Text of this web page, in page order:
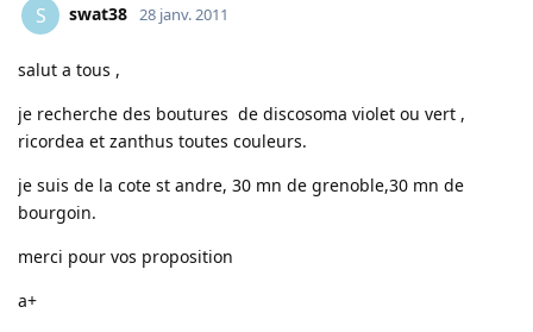
S swat38 28 janv. 2011
salut a tous ,
je recherche des boutures de discosoma violet ou vert ,
ricordea et zanthus toutes couleurs.
je suis de la cote st andre, 30 mn de grenoble,30 mn de
bourgoin.
merci pour vos proposition
a+